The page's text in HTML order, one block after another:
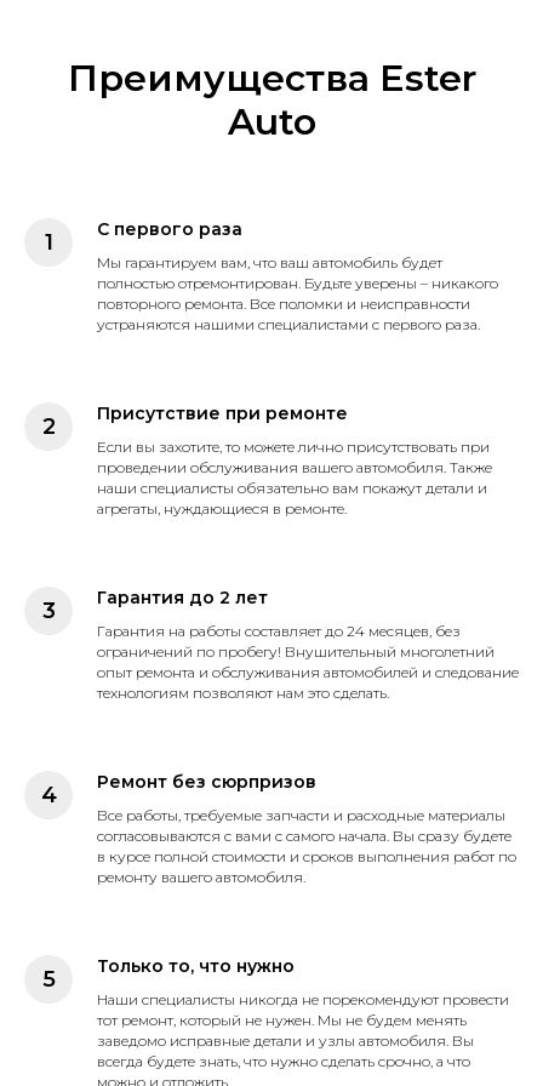
Преимущества Ester
Auto
С первого раза
Мы гарантируем вам, что ваш автомобиль будет
полностью отремонтирован. Будьте уверены – никакого
повторного ремонта. Все поломки и неисправности
устраняются нашими специалистами с первого раза.
Присутствие при ремонте
Если вы захотите, то можете лично присутствовать при
проведении обслуживания вашего автомобиля. Также
наши специалисты обязательно вам покажут детали и
агрегаты, нуждающиеся в ремонте.
Гарантия до 2 лет
Гарантия на работы составляет до 24 месяцев, без
ограничений по пробегу! Внушительный многолетний
опыт ремонта и обслуживания автомобилей и следование
технологиям позволяют нам это сделать.
Ремонт без сюрпризов
Все работы, требуемые запчасти и расходные материалы
согласовываются с вами с самого начала. Вы сразу будете
в курсе полной стоимости и сроков выполнения работ по
ремонту вашего автомобиля.
Только то, что нужно
Наши специалисты никогда не порекомендуют провести
тот ремонт, который не нужен. Мы не будем менять
заведомо исправные детали и узлы автомобиля. Вы
всегда будете знать, что нужно сделать срочно, а что
можно и отложить.